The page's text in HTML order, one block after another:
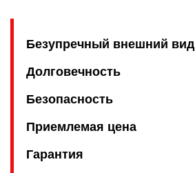
Безупречный внешний вид
Долговечность
Безопасность
Приемлемая цена
Гарантия